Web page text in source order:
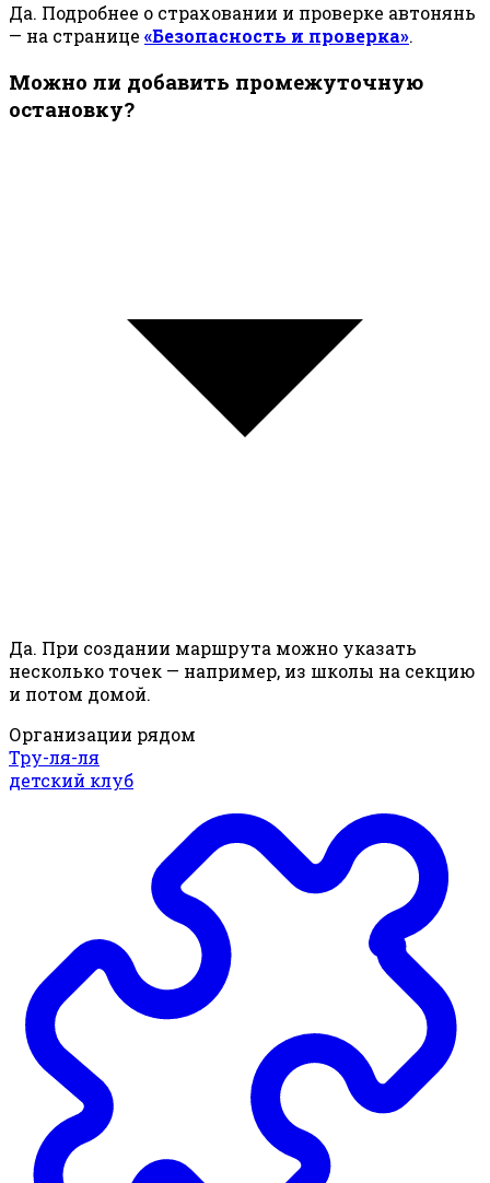
Да. Подробнее о страховании и проверке автонянь
— на странице «Безопасность и проверка».
Можно ли добавить промежуточную
остановку?
Да. При создании маршрута можно указать
несколько точек — например, из школы на секцию
и потом домой.
Организации рядом
Тру-ля-ля
детский клуб